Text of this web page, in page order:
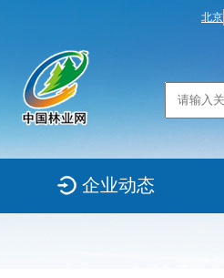
企业动态